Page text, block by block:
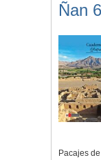
Ñan 6
Pacajes